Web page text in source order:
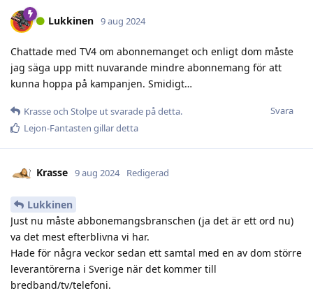
Lukkinen 9 aug 2024
Chattade med TV4 om abonnemanget och enligt dom måste
jag säga upp mitt nuvarande mindre abonnemang för att
kunna hoppa på kampanjen. Smidigt…
Svara
Krasseoch Stolpe utsvarade på detta.
Lejon-Fantasten gillar detta
Krasse 9 aug 2024 Redigerad
Lukkinen
Just nu måste abbonemangsbranschen (ja det är ett ord nu)
va det mest efterblivna vi har.
Hade för några veckor sedan ett samtal med en av dom större
leverantörerna i Sverige när det kommer till
bredband/tv/telefoni.